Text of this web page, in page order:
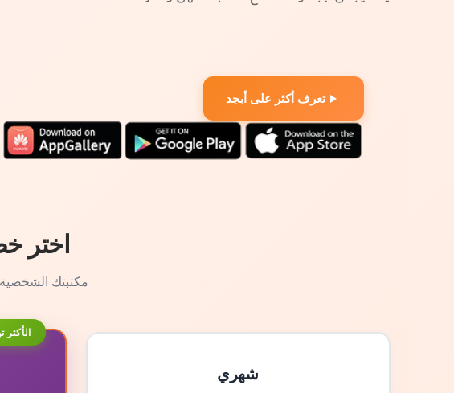
تعرف أكثر على أبجد
اختر
مكتبتك الشخصية
شهري
الأكثر